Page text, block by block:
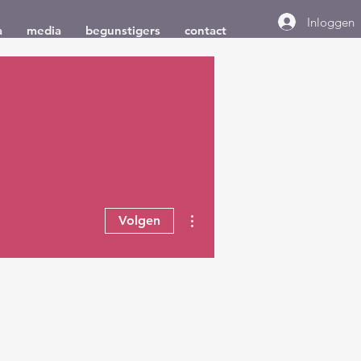
media begunstigers contact
Inloggen
Volgen